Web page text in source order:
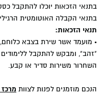
בתנאי הזכאות יוכלו להתקבל
בתנאי הקבלה האוטומטית
תנאי הזכאות:
• מועמד אשר שירת בצבא
"זהב", ומבקש להתקבל
השחרור משירות סדיר או קבע.
הנכם מוזמנים לפנות לצוות